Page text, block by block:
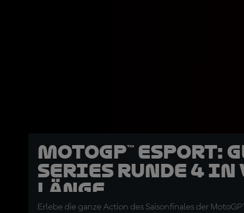
MotoGP™ eSport:
Series Runde 4
Länge
Erlebe die ganze Action des Saisonfinales der